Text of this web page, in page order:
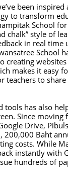
been
to transform
School
chalk” style of
in real time
School
creating
makes it easy
teachers to
tools has also
Since
Drive,
200,000 Baht
costs. While
instantly with
hundreds of